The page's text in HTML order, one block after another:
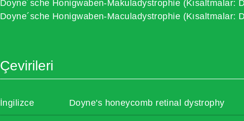
Doyne´sche Honigwaben-Makuladystrophie (Kısaltmalar:
Doyne´sche Honigwaben-Maculadystrophie (Kısaltmalar:
Çevirileri
İngilizce Doyne's honeycomb retinal dystrophy